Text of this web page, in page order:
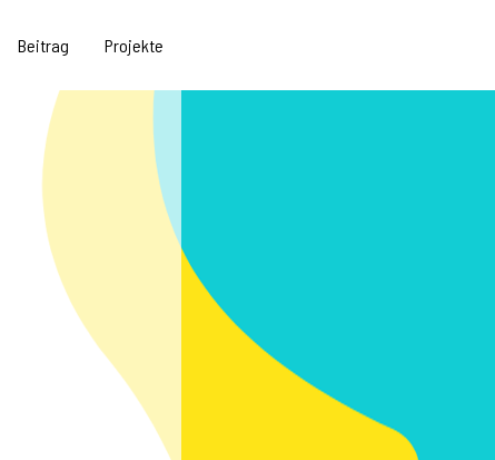
Beitrag Projekte